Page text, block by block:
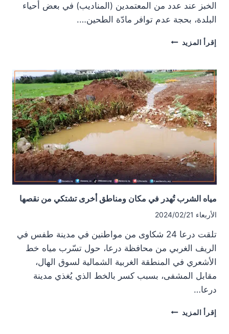
الخبز عند عدد من المعتمدين (المناديب) في بعض أحياء
البلدة، بحجة عدم توافر مادّة الطحين….
إقرأ المزيد تلاعب
في
بلدة
أبطع
مياه الشرب تُهدر في مكان ومناطق أخرى تشتكي من نقصها
الأربعاء 2024/02/21
تلقت درعا 24 شكاوى من مواطنين في مدينة طفس في
الريف الغربي من محافظة درعا، حول تسّرب مياه خط
الأشعري في المنطقة الغربية الشمالية لسوق الهال،
مقابل المشفى، بسبب كسر بالخط الذي يُغذي مدينة
درعا…
إقرأ المزيد مياه